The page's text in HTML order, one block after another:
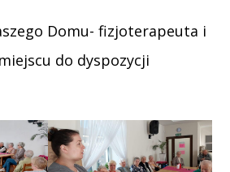
Domu- fizjoterapeuta i
do dyspozycji